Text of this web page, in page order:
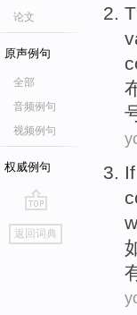
论文
原声例句
全部
音频例句
视频例句
权威例句
go
top
返回词典
If